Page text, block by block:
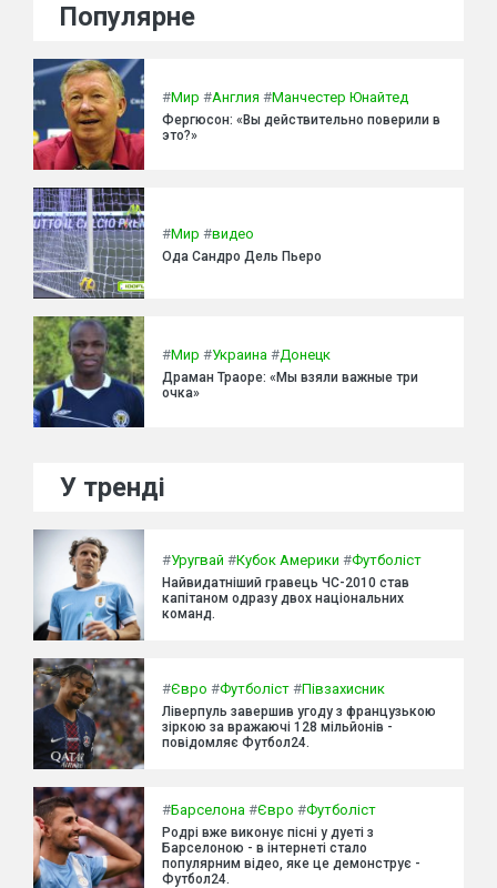
Популярне
#Мир #Англия #Манчестер Юнайтед
Фергюсон: «Вы действительно поверили в
это?»
#Мир #видео
Ода Сандро Дель Пьеро
#Мир #Украина #Донецк
Драман Траоре: «Мы взяли важные три
очка»
У тренді
#Уругвай #Кубок Америки #Футболіст
Найвидатніший гравець ЧС-2010 став
капітаном одразу двох національних
команд.
#Євро #Футболіст #Півзахисник
Ліверпуль завершив угоду з французькою
зіркою за вражаючі 128 мільйонів -
повідомляє Футбол24.
#Барселона #Євро #Футболіст
Родрі вже виконує пісні у дуеті з
Барселоною - в інтернеті стало
популярним відео, яке це демонструє -
Футбол24.